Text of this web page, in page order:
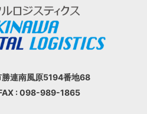
勝連南風原5194番地68
: 098-989-1865